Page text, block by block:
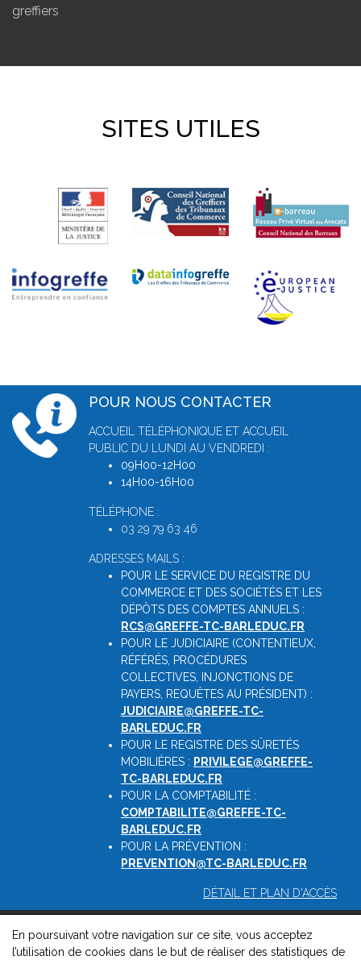
greffiers
SITES UTILES
POUR NOUS CONTACTER
ACCUEIL TÉLÉPHONIQUE ET ACCUEIL
PUBLIC DU LUNDI AU VENDREDI :
09H00-12H00
14H00-16H00
TÉLÉPHONE :
03 29 79 63 46
ADRESSES MAILS :
POUR LE SERVICE DU REGISTRE DU
COMMERCE ET DES SOCIÉTÉS ET LES
DÉPÔTS DES COMPTES ANNUELS :
RCS@GREFFE-TC-BARLEDUC.FR
POUR LE JUDICIAIRE (CONTENTIEUX,
RÉFÉRÉS, PROCÉDURES
COLLECTIVES, INJONCTIONS DE
PAYERS, REQUÊTES AU PRÉSIDENT) :
JUDICIAIRE@GREFFE-TC-
BARLEDUC.FR
POUR LE REGISTRE DES SÛRETÉS
MOBILIÈRES : PRIVILEGE@GREFFE-
TC-BARLEDUC.FR
POUR LA COMPTABILITÉ :
COMPTABILITE@GREFFE-TC-
BARLEDUC.FR
POUR LA PRÉVENTION :
PREVENTION@TC-BARLEDUC.FR
DÉTAIL ET PLAN D'ACCÈS
© 2026, Greffe du Tribunal de Commerce de Barleduc -
Mentions légales-Contact -Gestion des cookies-Politique de
En poursuivant votre navigation sur ce site, vous acceptez
l’utilisation de cookies dans le but de réaliser des statistiques de